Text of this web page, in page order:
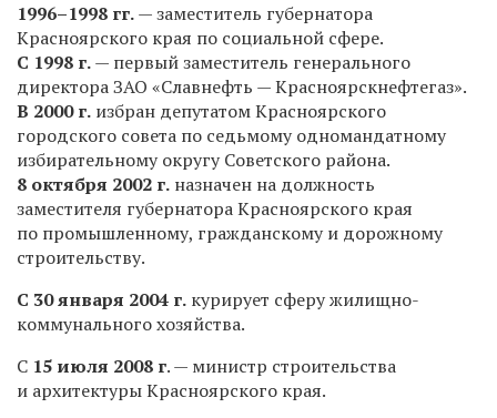
1996–1998 гг.— заместитель губернатора
Красноярского края по социальной сфере.
С 1998 г.— первый заместитель генерального
директора ЗАО «Славнефть — Красноярскнефтегаз».
В 2000 г. избран депутатом Красноярского
городского совета по седьмому одномандатному
избирательному округу Советского района.
8 октября 2002 г. назначен на должность
заместителя губернатора Красноярского края
по промышленному, гражданскому и дорожному
строительству.
С 30 января 2004 г. курирует сферу жилищно-
коммунального хозяйства.
С 15 июля 2008 г. — министр строительства
и архитектуры Красноярского края.